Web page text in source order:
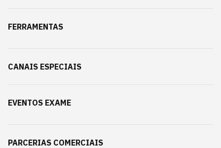
FERRAMENTAS
CANAIS ESPECIAIS
EVENTOS EXAME
PARCERIAS COMERCIAIS